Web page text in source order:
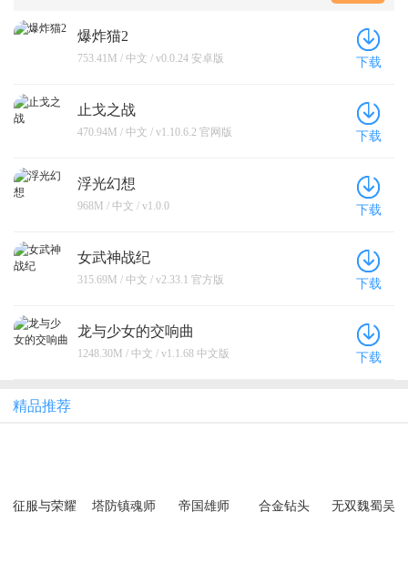
爆炸猫2
753.41M / 中文 / v0.0.24 安卓版 下载
止戈之战
470.94M / 中文 / v1.10.6.2 官网版 下载
浮光幻想
968M / 中文 / v1.0.0 下载
女武神战纪
315.69M / 中文 / v2.33.1 官方版 下载
龙与少女的交响曲
1248.30M / 中文 / v1.1.68 中文版 下载
精品推荐
征服与荣耀
塔防镇魂师
帝国雄师
合金钻头
无双魏蜀吴